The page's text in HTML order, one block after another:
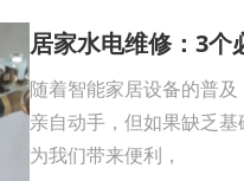
居家水电维修：3个
随着智能家居设备的普
亲自动手，但如果缺乏
为我们带来便利，